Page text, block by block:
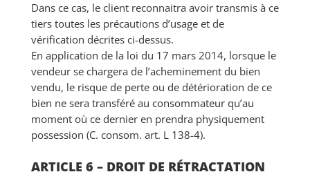
Dans ce cas, le client reconnaitra avoir transmis à ce
tiers toutes les précautions d’usage et de
vérification décrites ci-dessus.
En application de la loi du 17 mars 2014, lorsque le
vendeur se chargera de l’acheminement du bien
vendu, le risque de perte ou de détérioration de ce
bien ne sera transféré au consommateur qu’au
moment où ce dernier en prendra physiquement
possession (C. consom. art. L 138-4).
ARTICLE 6 – DROIT DE RÉTRACTATION